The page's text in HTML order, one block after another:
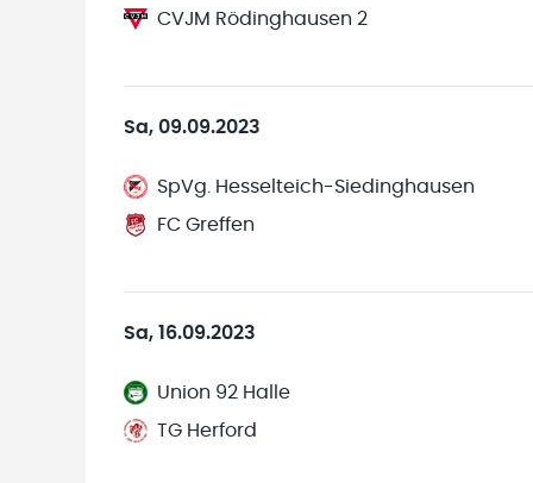
CVJM Rödinghausen 2
Sa, 09.09.2023
SpVg. Hesselteich-Siedinghausen
FC Greffen
Sa, 16.09.2023
Union 92 Halle
TG Herford